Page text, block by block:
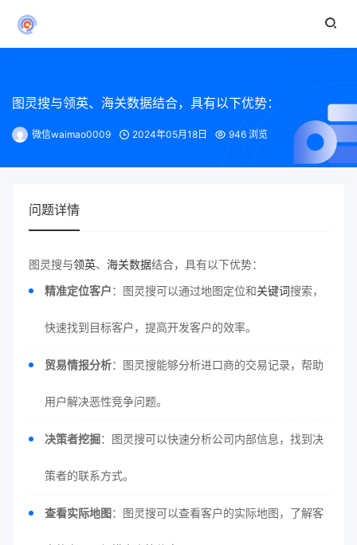
图灵搜与领英、海关数据结合，具有以下优势：
微信waimao0009 2024年05月18日 946 浏览
问题详情
图灵搜与领英、 海关数据结合，具有以下优势：
精准定位客户：图灵搜可以通过地图定位和关键词搜索，
快速找到目标客户，提高开发客户的效率。
贸易情报分析：图灵搜能够分析进口商的交易记录，帮助
用户解决恶性竞争问题。
决策者挖掘：图灵搜可以快速分析公司内部信息，找到决
策者的联系方式。
查看实际地图：图灵搜可以查看客户的实际地图，了解客